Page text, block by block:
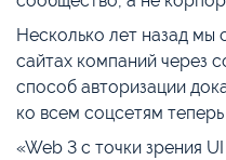
Несколько лет назад мы
сайтах компаний через
способ авторизации
ко всем соцсетям теперь
«Web 3 с точки зрения